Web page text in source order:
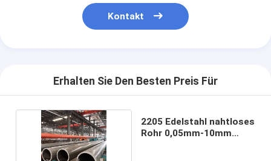
Kontakt
Erhalten Sie Den Besten Preis Für
2205 Edelstahl nahtloses
Rohr 0,05mm-10mm